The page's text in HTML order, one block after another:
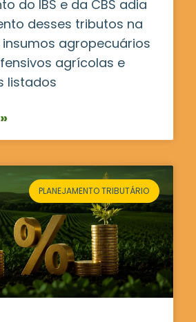
do IBS e da CBS adia
desses tributos na
agropecuários
agrícolas e
listados
PLANEJAMENTO TRIBUTÁRIO